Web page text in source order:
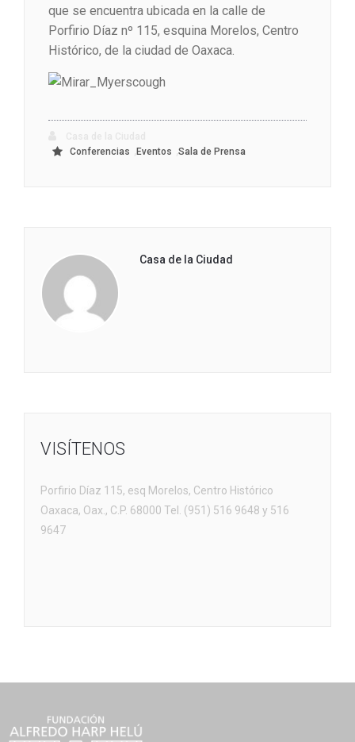
que se encuentra ubicada en la calle de
Porfirio Díaz nº 115, esquina Morelos, Centro
Histórico, de la ciudad de Oaxaca.
Conferencias
Eventos Sala de Prensa
Casa de la Ciudad
VISÍTENOS
Porfirio Díaz 115, esq Morelos, Centro Histórico
Oaxaca, Oax., C.P. 68000 Tel. (951) 516 9648 y 516
9647